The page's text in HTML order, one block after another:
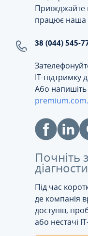
Приїжджайте
працює наша
38 (044) 545-
ІТ-підтримку
Або
Почніть
Під час
де компанія
доступів,
або нестачі